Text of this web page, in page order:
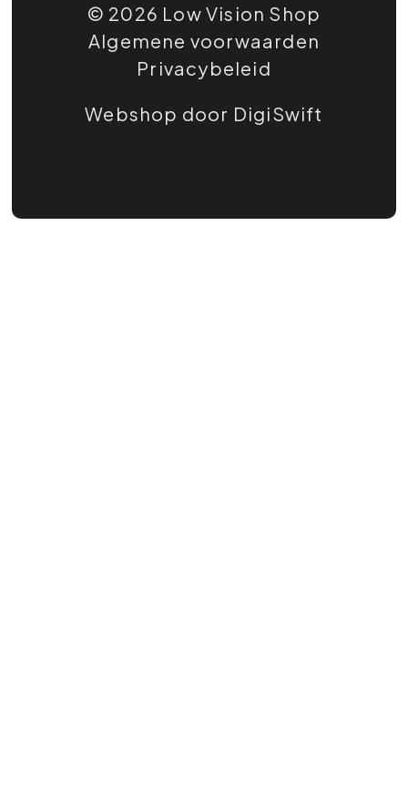
© 2026 Low Vision Shop
Algemene voorwaarden
Privacybeleid
Webshop door DigiSwift